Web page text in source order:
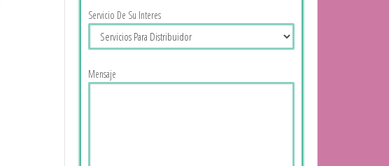
Servicio De Su Interes
Mensaje